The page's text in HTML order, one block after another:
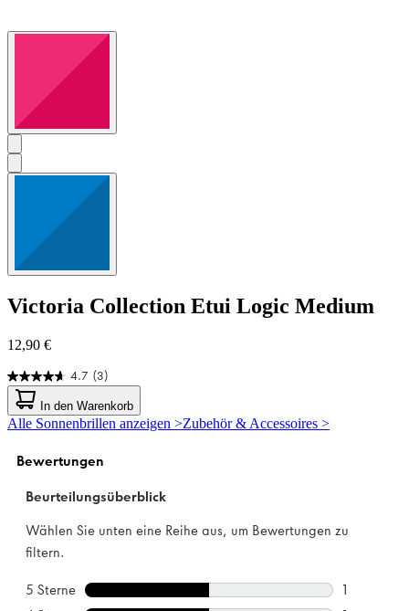
Victoria Collection Etui Logic Medium
12,90 €
4.7 (3)
4.7
von
5
Sternen.
Bewertungen
In den Warenkorb
Alle Sonnenbrillen anzeigen >Zubehör & Accessoires >